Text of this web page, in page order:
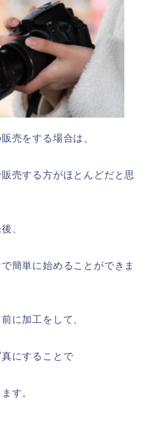
売をする場合は、
売する方がほとんどだと思
、
簡単に始めることができま
に加工をして、
にすることで
す。